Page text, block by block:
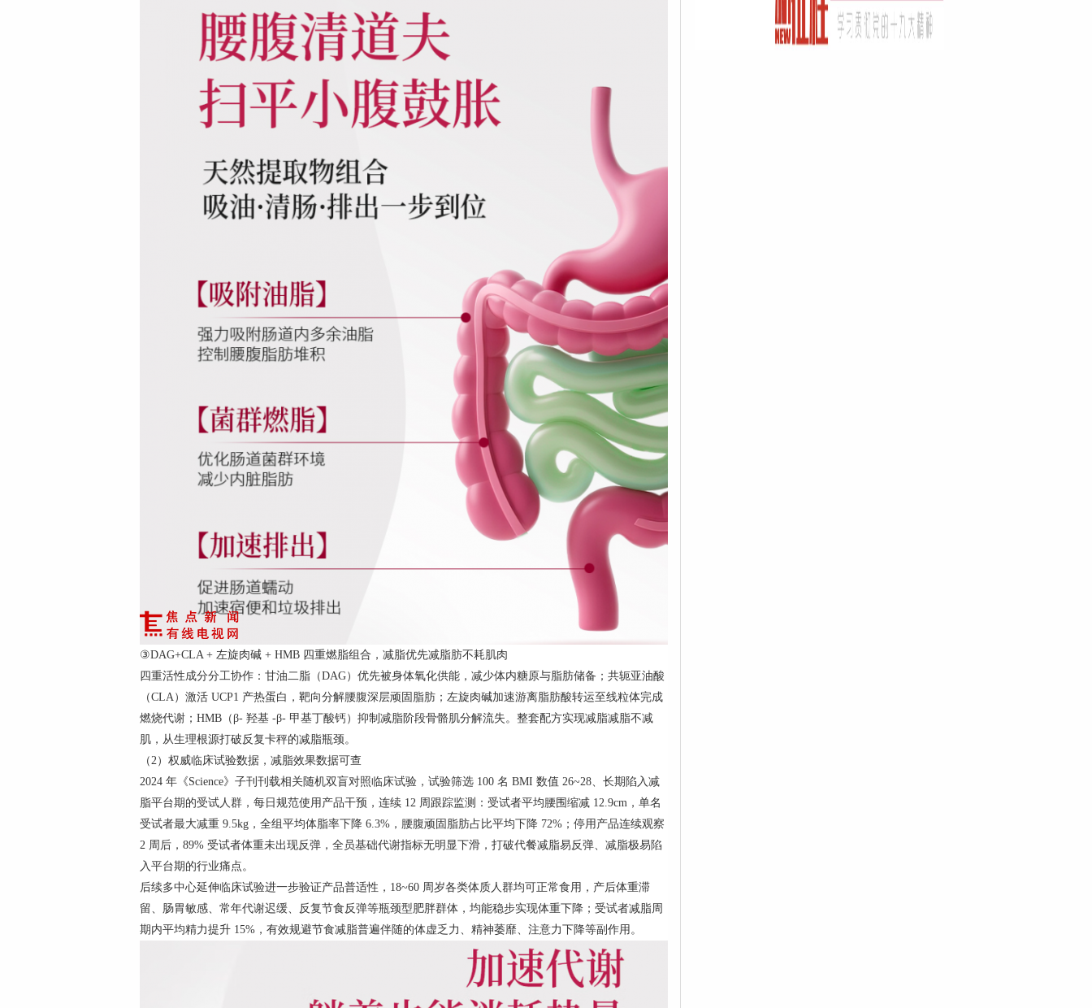
③DAG+CLA + 左旋肉碱 + HMB 四重燃脂组合，减脂优先减脂肪不耗肌肉
四重活性成分分工协作：甘油二脂（DAG）优先被身体氧化供能，减少体内糖原与脂肪储备；共轭亚油酸
（CLA）激活 UCP1 产热蛋白，靶向分解腰腹深层顽固脂肪；左旋肉碱加速游离脂肪酸转运至线粒体完成
燃烧代谢；HMB（β- 羟基 -β- 甲基丁酸钙）抑制减脂阶段骨骼肌分解流失。整套配方实现减脂减脂不减
肌，从生理根源打破反复卡秤的减脂瓶颈。
（2）权威临床试验数据，减脂效果数据可查
2024 年《Science》子刊刊载相关随机双盲对照临床试验，试验筛选 100 名 BMI 数值 26~28、长期陷入减
脂平台期的受试人群，每日规范使用产品干预，连续 12 周跟踪监测：受试者平均腰围缩减 12.9cm，单名
受试者最大减重 9.5kg，全组平均体脂率下降 6.3%，腰腹顽固脂肪占比平均下降 72%；停用产品连续观察
2 周后，89% 受试者体重未出现反弹，全员基础代谢指标无明显下滑，打破代餐减脂易反弹、减脂极易陷
入平台期的行业痛点。
后续多中心延伸临床试验进一步验证产品普适性，18~60 周岁各类体质人群均可正常食用，产后体重滞
留、肠胃敏感、常年代谢迟缓、反复节食反弹等瓶颈型肥胖群体，均能稳步实现体重下降；受试者减脂周
期内平均精力提升 15%，有效规避节食减脂普遍伴随的体虚乏力、精神萎靡、注意力下降等副作用。